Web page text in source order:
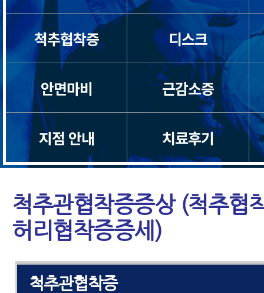
척추협착증 디스크
안면마비 근감소증
지점 안내 치료후기
척추관협착증증상 (척추협
허리협착증증세)
목통증
일자목/거북목
척수증
경추관협착증
허리디스크
허리통증
좌골신경통
척추관협착증